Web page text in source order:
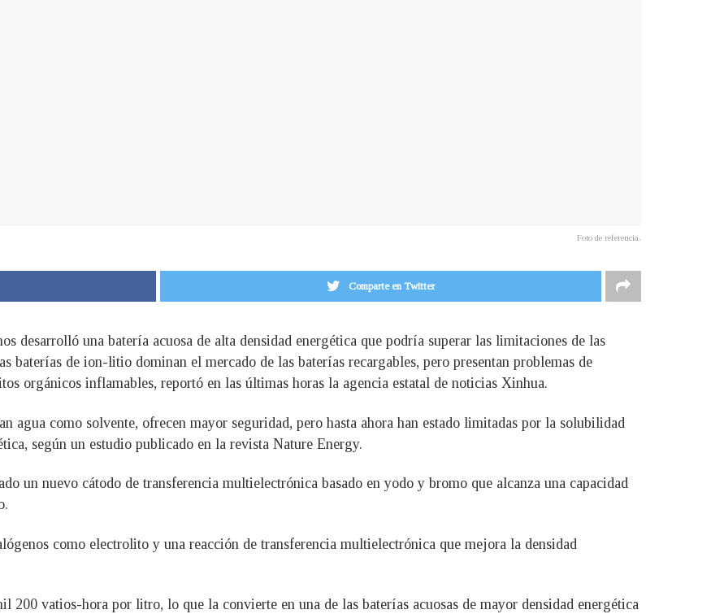
Foto de referencia.
Comparte en Twitter
desarrolló una batería acuosa de alta densidad energética que podría superar las limitaciones de las
baterías de ion-litio dominan el mercado de las baterías recargables, pero presentan problemas de
orgánicos inflamables, reportó en las últimas horas la agencia estatal de noticias Xinhua.
agua como solvente, ofrecen mayor seguridad, pero hasta ahora han estado limitadas por la solubilidad
según un estudio publicado en la revista Nature Energy.
un nuevo cátodo de transferencia multielectrónica basado en yodo y bromo que alcanza una capacidad
como electrolito y una reacción de transferencia multielectrónica que mejora la densidad
200 vatios-hora por litro, lo que la convierte en una de las baterías acuosas de mayor densidad energética